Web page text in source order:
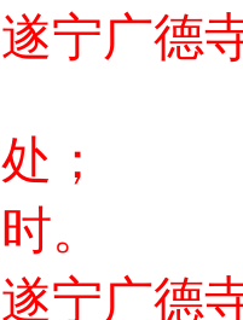
宁广德
；
。
宁广德